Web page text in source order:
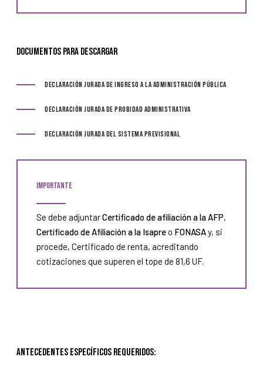
Documentos para descargar
Declaración Jurada de ingreso a la Administración Pública
Declaración Jurada de Probidad Administrativa
Declaración Jurada del Sistema Previsional
importante
Se debe adjuntarCertificado de afiliación a la AFP,
Certificado de Afiliación a la Isapreo FONASAy, si
procede, Certificado de renta, acreditando
cotizaciones que superen el tope de 81,6 UF.
Antecedentes específicos requeridos: